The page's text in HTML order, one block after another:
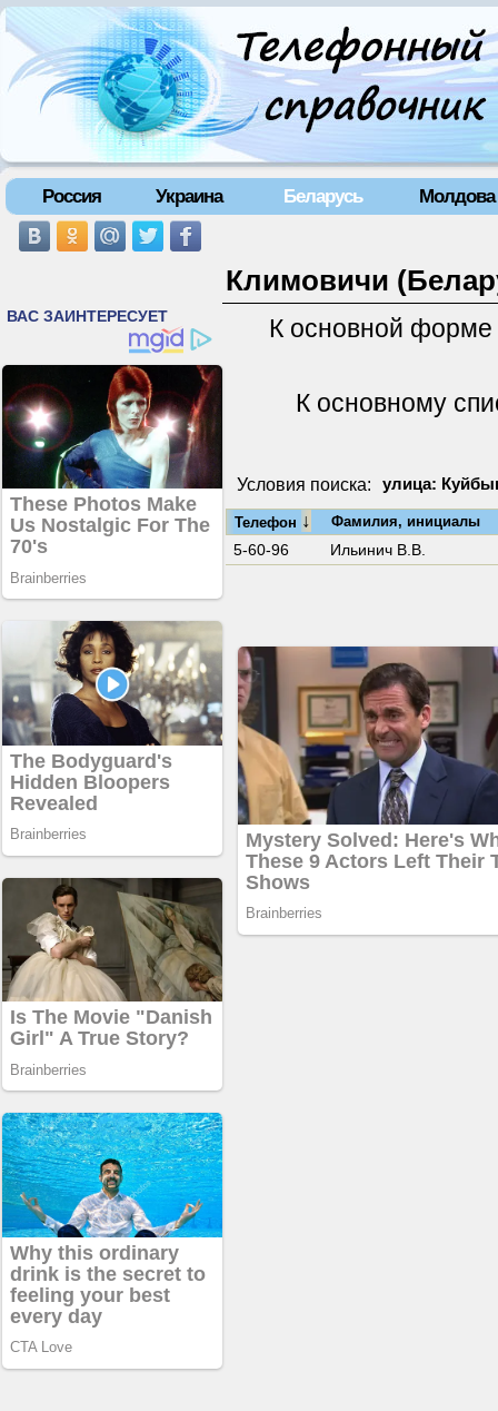
Россия Украина Беларусь Молдова
Климовичи
К основной форме
К основному
Условия поиска: улица:
Телефон ↓ Фамилия, инициалы
5-60-96 Ильинич В.В.